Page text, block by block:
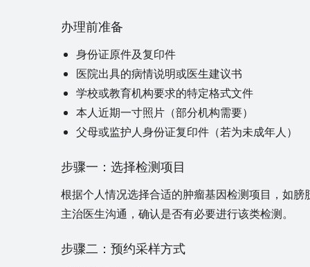
办理前准备
身份证原件及复印件
医院出具的病情说明或医生建议书
学校或教育机构要求的特定格式文件
本人近期一寸照片（部分机构需要）
父母或监护人身份证复印件（若为未成年人）
步骤一：选择检测项目
根据个人情况选择合适的肿瘤基因检测项目，如
主治医生沟通，确认是否有必要进行该类检测。
步骤二：预约采样方式